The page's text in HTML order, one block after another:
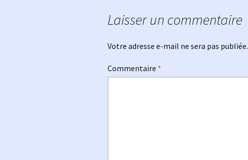
Laisser un commentaire
Votre adresse e-mail ne sera pas publiée.
Commentaire *